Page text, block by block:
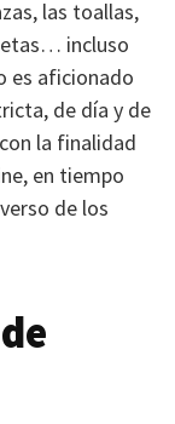
las toallas,
incluso
es aficionado
de día y de
la finalidad
en tiempo
de los